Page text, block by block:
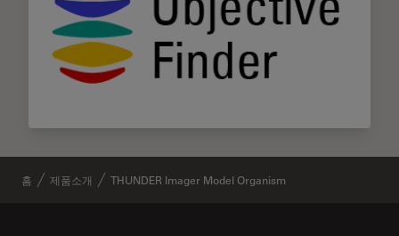
홈 제품소개 THUNDER Imager Model Organism